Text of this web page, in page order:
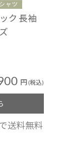
ャツ
ク 長袖
円 (税込)
送料無料